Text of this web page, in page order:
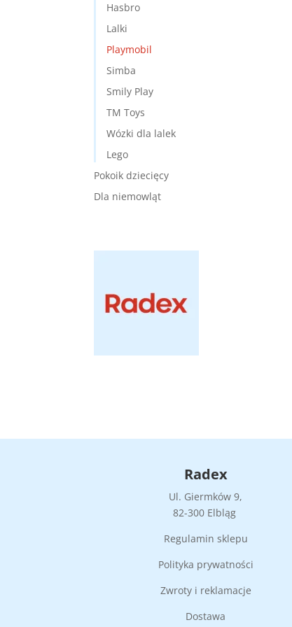
Hasbro
Lalki
Playmobil
Simba
Smily Play
TM Toys
Wózki dla lalek
Lego
Pokoik dziecięcy
Dla niemowląt
Radex
Ul. Giermków 9,
82-300 Elbląg
Regulamin sklepu
Polityka prywatności
Zwroty i reklamacje
Dostawa